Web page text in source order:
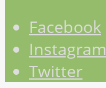
Facebook
Instagram
Twitter